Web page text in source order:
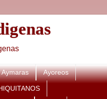
Aymaras Ayoreos